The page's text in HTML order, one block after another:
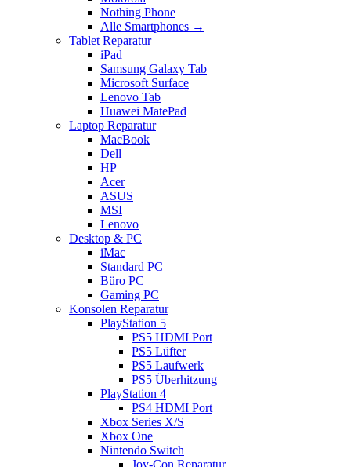
Nothing Phone
Alle Smartphones →
Tablet Reparatur
iPad
Samsung Galaxy Tab
Microsoft Surface
Lenovo Tab
Huawei MatePad
Laptop Reparatur
MacBook
Dell
HP
Acer
ASUS
MSI
Lenovo
Desktop & PC
iMac
Standard PC
Büro PC
Gaming PC
Konsolen Reparatur
PlayStation 5
PS5 HDMI Port
PS5 Lüfter
PS5 Laufwerk
PS5 Überhitzung
PlayStation 4
PS4 HDMI Port
Xbox Series X/S
Xbox One
Nintendo Switch
Joy-Con Reparatur